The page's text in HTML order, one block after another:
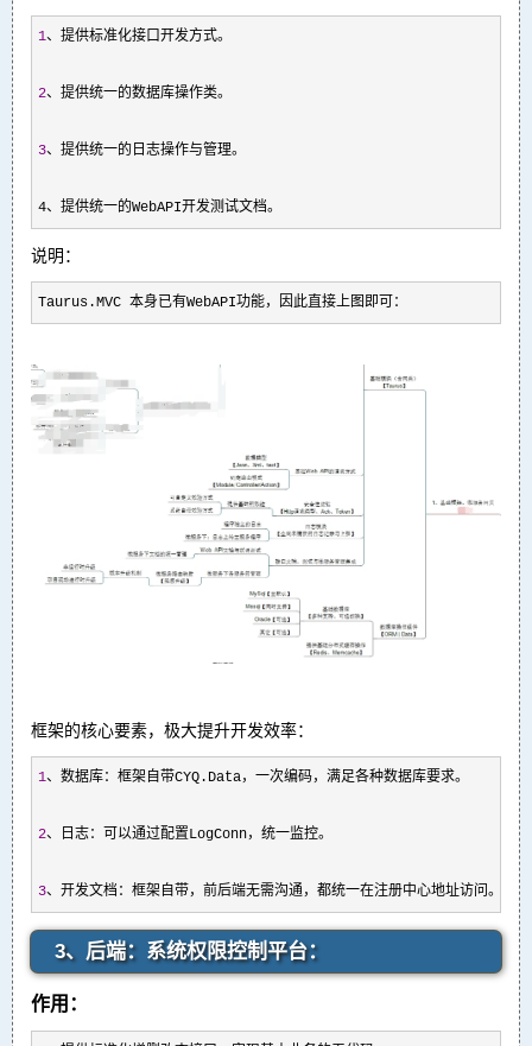
1、提供标准化接口开发方式。
2、提供统一的数据库操作类。
3、提供统一的日志操作与管理。
4、提供统一的WebAPI开发测试文档。
说明：
Taurus.MVC 本身已有WebAPI功能，因此直接上图即可：
框架的核心要素，极大提升开发效率：
1、数据库：框架自带CYQ.Data，一次编码，满足各种数据库要求。
2、日志：可以通过配置LogConn，统一监控。
3、开发文档：框架自带，前后端无需沟通，都统一在注册中心地址访问。
3、后端：系统权限控制平台：
作用：